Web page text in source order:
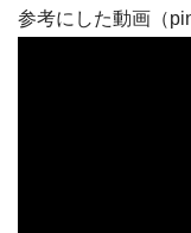
参考にした動画（